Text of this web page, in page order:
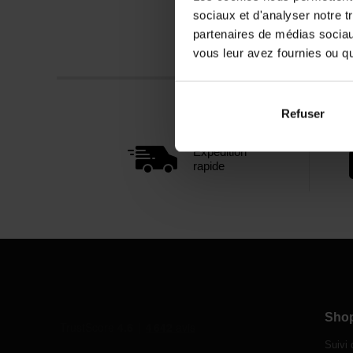
sociaux et d'analyser notre
partenaires de médias
vous leur avez fournies ou
Refuser
Expédition
rapide
Suivi